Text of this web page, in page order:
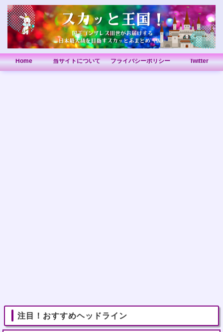
Home 当サイトについて プライバシーポリシー Twitter
注目！おすすめヘッドライン